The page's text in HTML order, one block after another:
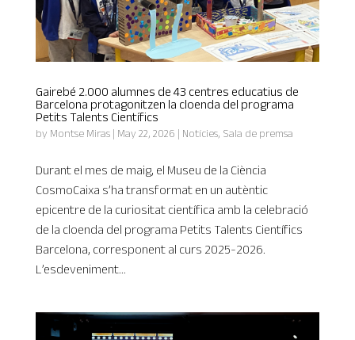
Gairebé 2.000 alumnes de 43 centres educatius de
Barcelona protagonitzen la cloenda del programa
Petits Talents Científics
by Montse Miras| May 22, 2026 | Notícies, Sala de premsa
Durant el mes de maig, el Museu de la Ciència
CosmoCaixa s’ha transformat en un autèntic
epicentre de la curiositat científica amb la celebració
de la cloenda del programa Petits Talents Científics
Barcelona, corresponent al curs 2025-2026.
L’esdeveniment...